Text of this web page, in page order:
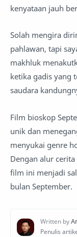
kenyataan jauh
Solah mengira
pahlawan, tapi
makhluk
ketika gadis yang
saudara
Film bioskop
unik dan
menyukai genre
Dengan alur
film ini menjadi
bulan September.